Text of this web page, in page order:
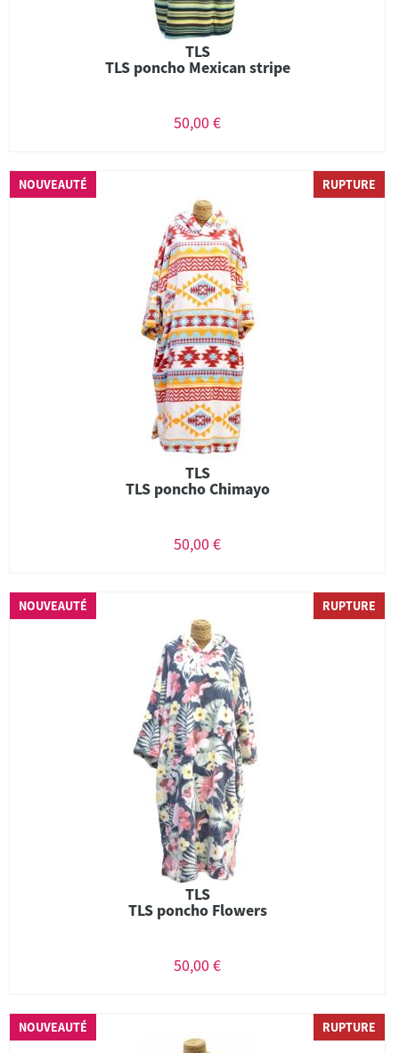
TLS
TLS poncho Mexican stripe
50,00 €
NOUVEAUTÉ RUPTURE
TLS
TLS poncho Chimayo
50,00 €
NOUVEAUTÉ RUPTURE
TLS
TLS poncho Flowers
50,00 €
NOUVEAUTÉ RUPTURE